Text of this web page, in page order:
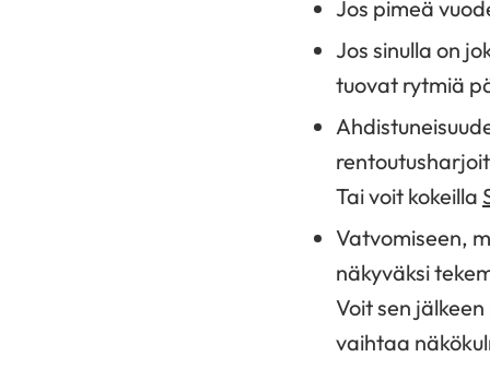
Jos pimeä
Jos sinulla on
tuovat rytmiä
Tai voit kokeilla
Vatvomiseen,
näkyväksi
Voit sen
vaihtaa